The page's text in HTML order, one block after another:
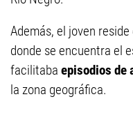
Además, el joven
donde se encuentra el
facilitaba episodios de
la zona geográfica.